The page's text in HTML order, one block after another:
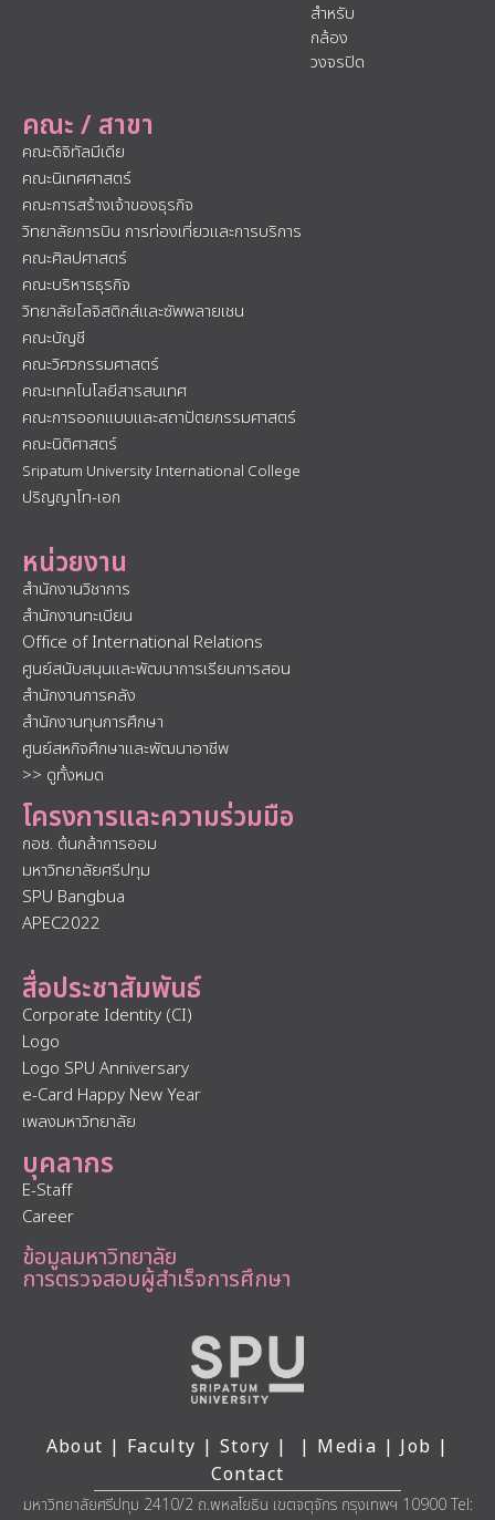
คณะ / สาขา
คณะดิจิทัลมีเดีย
คณะนิเทศศาสตร์
คณะการสร้างเจ้าของธุรกิจ
วิทยาลัยการบิน การท่องเที่ยวและการบริการ
คณะศิลปศาสตร์
คณะบริหารธุรกิจ
วิทยาลัยโลจิสติกส์และซัพพลายเชน
คณะบัญชี
คณะวิศวกรรมศาสตร์
คณะเทคโนโลยีสารสนเทศ
คณะการออกแบบและสถาปัตยกรรมศาสตร์
คณะนิติศาสตร์
Sripatum University International College
ปริญญาโท-เอก
หน่วยงาน
สำนักงานวิชาการ
สำนักงานทะเบียน
Office of International Relations
ศูนย์สนับสนุนและพัฒนาการเรียนการสอน
สำนักงานการคลัง
สำนักงานทุนการศึกษา
ศูนย์สหกิจศึกษาและพัฒนาอาชีพ
>> ดูทั้งหมด
โครงการและความร่วมมือ
กอช. ต้นกล้าการออม
มหาวิทยาลัยศรีปทุม
SPU Bangbua
APEC2022
สื่อประชาสัมพันธ์
Corporate Identity (CI)
Logo
Logo SPU Anniversary
e-Card Happy New Year
เพลงมหาวิทยาลัย
บุคลากร
E-Staff
Career
ข้อมูลมหาวิทยาลัย
การตรวจสอบผู้สำเร็จการศึกษา
สำหรับ
กล้อง
วงจรปิด
About | Faculty | Story | | Media | Job |
Contact
มหาวิทยาลัยศรีปทุม 2410/2 ถ.พหลโยธิน เขตจตุจักร กรุงเทพฯ 10900 Tel: